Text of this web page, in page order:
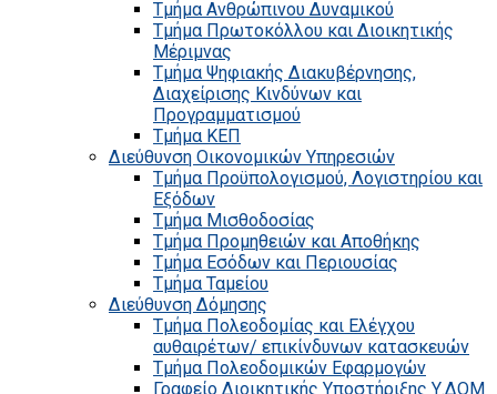
Τμήμα Ανθρώπινου Δυναμικού
Τμήμα Πρωτοκόλλου και Διοικητικής
Μέριμνας
Τμήμα Ψηφιακής Διακυβέρνησης,
Διαχείρισης Κινδύνων και
Προγραμματισμού
Τμήμα ΚΕΠ
Διεύθυνση Οικονομικών Υπηρεσιών
Τμήμα Προϋπολογισμού, Λογιστηρίου και
Εξόδων
Τμήμα Μισθοδοσίας
Τμήμα Προμηθειών και Αποθήκης
Τμήμα Εσόδων και Περιουσίας
Τμήμα Ταμείου
Διεύθυνση Δόμησης
Τμήμα Πολεοδομίας και Ελέγχου
αυθαιρέτων/ επικίνδυνων κατασκευών
Τμήμα Πολεοδομικών Εφαρμογών
Γραφείο Διοικητικής Υποστήριξης Υ.ΔΟΜ